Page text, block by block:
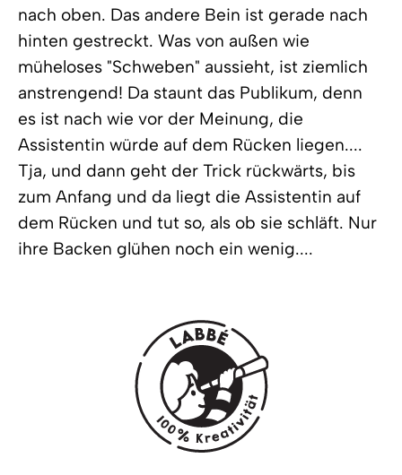
nach oben. Das andere Bein ist gerade nach
hinten gestreckt. Was von außen wie
müheloses "Schweben" aussieht, ist ziemlich
anstrengend! Da staunt das Publikum, denn
es ist nach wie vor der Meinung, die
Assistentin würde auf dem Rücken liegen....
Tja, und dann geht der Trick rückwärts, bis
zum Anfang und da liegt die Assistentin auf
dem Rücken und tut so, als ob sie schläft. Nur
ihre Backen glühen noch ein wenig....